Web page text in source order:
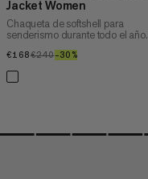
Jacket Women
Chaqueta de softshell para
senderismo durante todo el año.
€168€168
€240€240
–30%